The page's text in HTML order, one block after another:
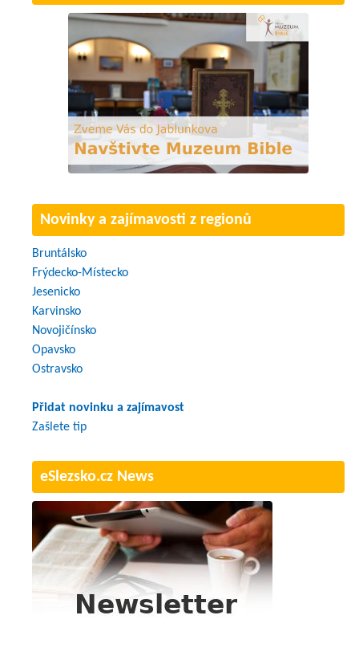
Novinky a zajímavosti z regionů
Bruntálsko
Frýdecko-Místecko
Jesenicko
Karvinsko
Novojičínsko
Opavsko
Ostravsko
Přidat novinku a zajímavost
Zašlete tip
eSlezsko.cz News